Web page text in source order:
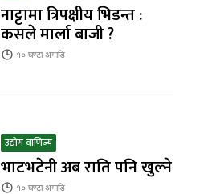
नाट्टामा त्रिपक्षीय भिडन्त :
कसले मार्ला बाजी ?
१० घण्टाअगाडि
उद्योग वाणिज्य
भाटभटेनी अब राति पनि खुल्ने
१० घण्टाअगाडि